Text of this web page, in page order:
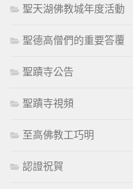
聖天湖佛教城年度活動
聖德高僧們的重要答覆
聖蹟寺公告
聖蹟寺視頻
至高佛教工巧明
認證祝賀